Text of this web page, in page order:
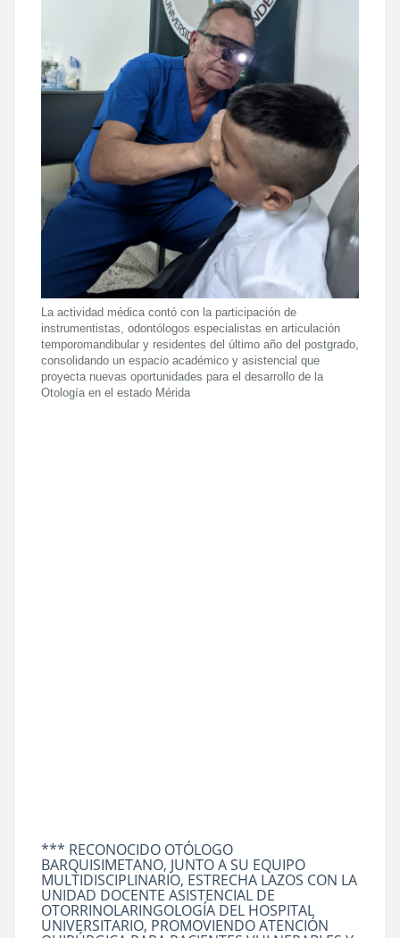
La actividad médica contó con la participación de
instrumentistas, odontólogos especialistas en articulación
temporomandibular y residentes del último año del postgrado,
consolidando un espacio académico y asistencial que
proyecta nuevas oportunidades para el desarrollo de la
Otología en el estado Mérida
*** RECONOCIDO OTÓLOGO
BARQUISIMETANO, JUNTO A SU EQUIPO
MULTIDISCIPLINARIO, ESTRECHA LAZOS CON LA
UNIDAD DOCENTE ASISTENCIAL DE
OTORRINOLARINGOLOGÍA DEL HOSPITAL
UNIVERSITARIO, PROMOVIENDO ATENCIÓN